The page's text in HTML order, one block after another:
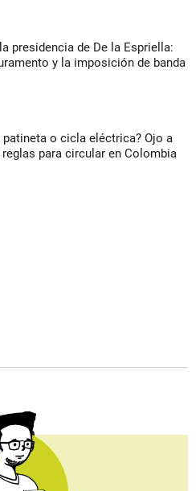
presidencia de De la Espriella:
y la imposición de banda
patineta o cicla eléctrica? Ojo a
reglas para circular en Colombia